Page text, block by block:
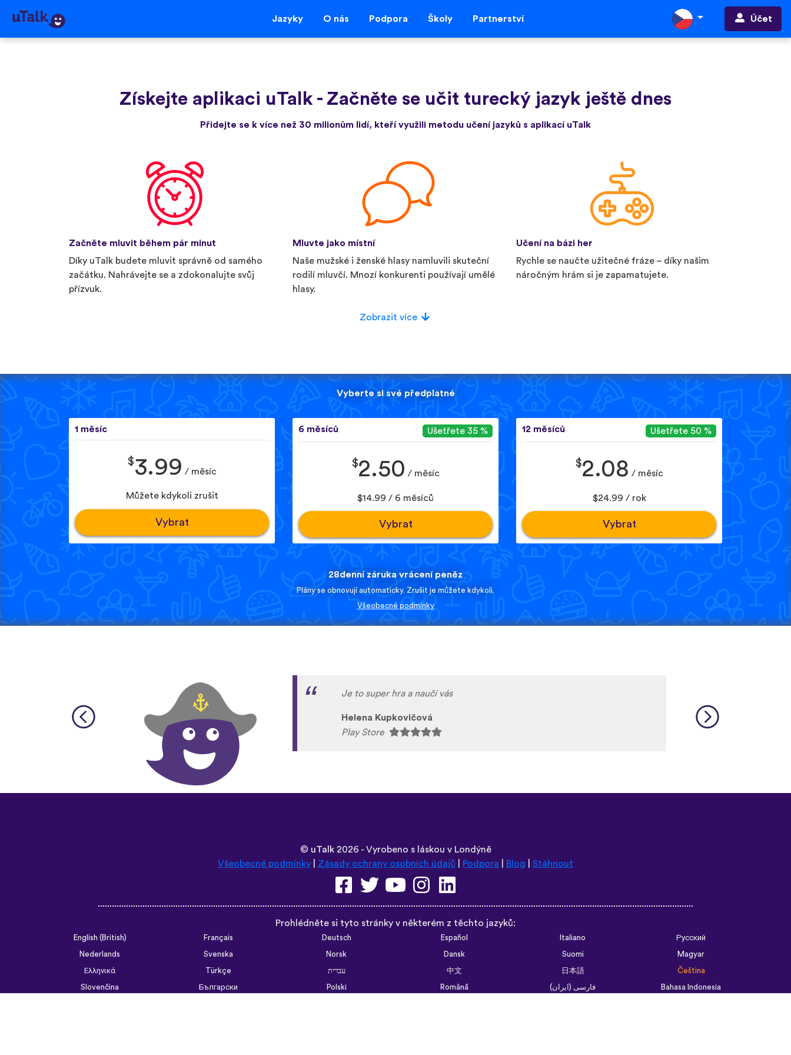
Jazyky O nás Podpora Školy Partnerství Účet
Získejte aplikaci uTalk - Začněte se učit turecký jazyk ještě dnes
Přidejte se k více než 30 milionům lidí, kteří využili metodu učení jazyků s aplikací uTalk
Začněte mluvit během pár minut
Díky uTalk budete mluvit správně od samého
začátku. Nahrávejte se a zdokonalujte svůj
přízvuk.
Mluvte jako místní
Naše mužské i ženské hlasy namluvili skuteční
rodilí mluvčí. Mnozí konkurenti používají umělé
hlasy.
Učení na bázi her
Rychle se naučte užitečné fráze – díky našim
náročným hrám si je zapamatujete.
Zobrazit více
Vyberte si své předplatné
1 měsíc
$3.99 / měsíc
Můžete kdykoli zrušit
Vybrat
6 měsíců Ušetřete 35 %
$2.50 / měsíc
$14.99 / 6 měsíců
Vybrat
12 měsíců Ušetřete 50 %
$2.08 / měsíc
$24.99 / rok
Vybrat
28denní záruka vrácení peněz
Plány se obnovují automaticky. Zrušit je můžete kdykoli.
Všeobecné podmínky
Prohlédněte si tyto stránky v některém z těchto jazyků:
English (British) Français Deutsch Español Italiano
Русский
Norsk Dansk
Ελληνικά
Türkçe עברית 中文 日本語
Čeština
Slovenčina
Български Polski Română فارسی (ایران)
Bahasa Indonesia
ไทย
Tiếng Việt 한국어 Português do Brasil Українська
العربية الرسمية الحديثة
Монгол
Azərbaycan dili